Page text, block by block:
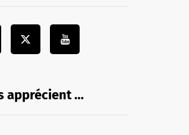
apprécient …